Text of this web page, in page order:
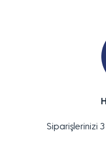
Siparişlerinizi